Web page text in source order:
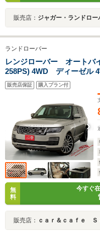
販売店： ジャガー・ランドロー
ランドローバー
レンジローバー オートバ
258PS) 4WD ディーゼル
ク スライディングパノラミ
ッドライニング ドラレコ
革 サンフール 22AW スペア
販売店保証 購入プラン付
無
料
今すぐ
販売店： ｃａｒ＆ｃａｆｅ